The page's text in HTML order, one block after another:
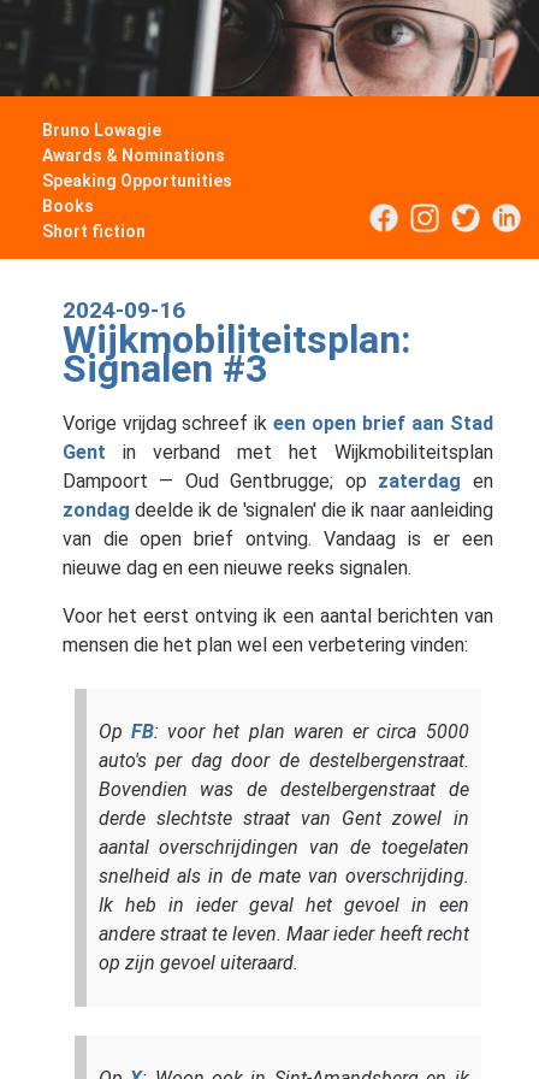
Bruno Lowagie
Awards & Nominations
Speaking Opportunities
Books
Short fiction
2024-09-16
Wijkmobiliteitsplan:
Signalen #3
Vorige vrijdag schreef ikeen open brief aan Stad
Gent in verband met het Wijkmobiliteitsplan
Dampoort — Oud Gentbrugge; op zaterdag en
zondag deelde ik de 'signalen' die ik naar aanleiding
van die open brief ontving. Vandaag is er een
nieuwe dag en een nieuwe reeks signalen.
Voor het eerst ontving ik een aantal berichten van
mensen die het plan wel een verbetering vinden:
Op FB: voor het plan waren er circa 5000
auto's per dag door de destelbergenstraat.
Bovendien was de destelbergenstraat de
derde slechtste straat van Gent zowel in
aantal overschrijdingen van de toegelaten
snelheid als in de mate van overschrijding.
Ik heb in ieder geval het gevoel in een
andere straat te leven. Maar ieder heeft recht
op zijn gevoel uiteraard.